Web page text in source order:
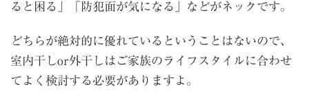
ると困る」「防犯面が気になる」などがネックです。
どちらが絶対的に優れているということはないので、
室内干しor外干しはご家族のライフスタイルに合わせ
てよく検討する必要がありますよ。